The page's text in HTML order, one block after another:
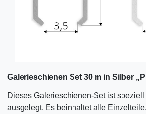
Galerieschienen Set 30 m in Silber
Dieses Galerieschienen-Set ist
ausgelegt. Es beinhaltet alle